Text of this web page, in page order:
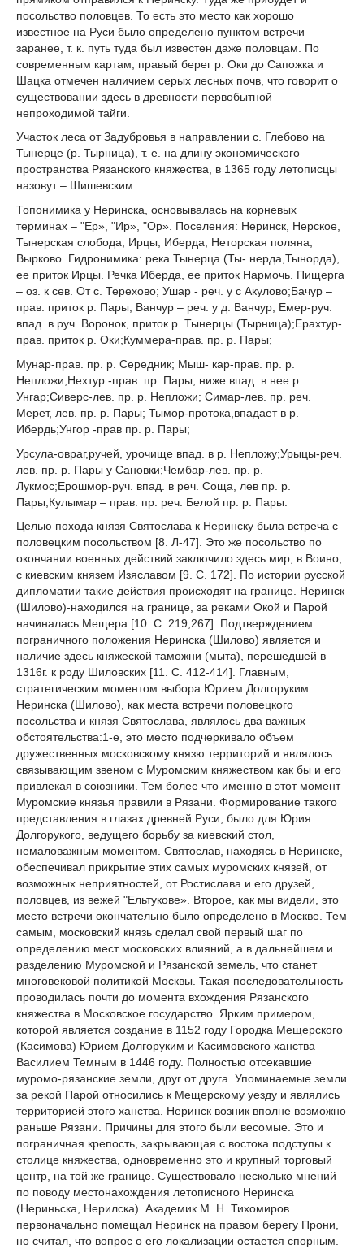
посольство половцев. То есть это место как хорошо
известное на Руси было определено пунктом встречи
заранее, т. к. путь туда был известен даже половцам. По
современным картам, правый берег р. Оки до Сапожка и
Шацка отмечен наличием серых лесных почв, что говорит о
существовании здесь в древности первобытной
непроходимой тайги.
Участок леса от Задубровья в направлении с. Глебово на
Тынерце (р. Тырница), т. е. на длину экономического
пространства Рязанского княжества, в 1365 году летописцы
назовут – Шишевским.
Топонимика у Неринска, основывалась на корневых
терминах – "Ер», "Ир», "Ор». Поселения: Неринск, Нерское,
Тынерская слобода, Ирцы, Иберда, Неторская поляна,
Вырково. Гидронимика: река Тынерца (Ты- нерда,Тынорда),
ее приток Ирцы. Речка Иберда, ее приток Нармочь. Пищерга
– оз. к сев. От с. Терехово; Ушар - реч. у с Акулово;Бачур –
прав. приток р. Пары; Ванчур – реч. у д. Ванчур; Емер-руч.
впад. в руч. Воронок, приток р. Тынерцы (Тырница);Ерахтур-
прав. приток р. Оки;Куммера-прав. пр. р. Пары;
Мунар-прав. пр. р. Середник; Мыш- кар-прав. пр. р.
Непложи;Нехтур -прав. пр. Пары, ниже впад. в нее р.
Унгар;Сиверс-лев. пр. р. Непложи; Симар-лев. пр. реч.
Мерет, лев. пр. р. Пары; Тымор-протока,впадает в р.
Ибердь;Унгор -прав пр. р. Пары;
Урсула-овраг,ручей, урочище впад. в р. Непложу;Урыцы-реч.
лев. пр. р. Пары у Сановки;Чембар-лев. пр. р.
Лукмос;Ерошмор-руч. впад. в реч. Соща, лев пр. р.
Пары;Кулымар – прав. пр. реч. Белой пр. р. Пары.
Целью похода князя Святослава к Неринску была встреча с
половецким посольством [8. Л-47]. Это же посольство по
окончании военных действий заключило здесь мир, в Воино,
с киевским князем Изяславом [9. С. 172]. По истории русской
дипломатии такие действия происходят на границе. Неринск
(Шилово)-находился на границе, за реками Окой и Парой
начиналась Мещера [10. С. 219,267]. Подтверждением
пограничного положения Неринска (Шилово) является и
наличие здесь княжеской таможни (мыта), перешедшей в
1316г. к роду Шиловских [11. С. 412-414]. Главным,
стратегическим моментом выбора Юрием Долгоруким
Неринска (Шилово), как места встречи половецкого
посольства и князя Святослава, являлось два важных
обстоятельства:1-е, это место подчеркивало объем
дружественных московскому князю территорий и являлось
связывающим звеном с Муромским княжеством как бы и его
привлекая в союзники. Тем более что именно в этот момент
Муромские князья правили в Рязани. Формирование такого
представления в глазах древней Руси, было для Юрия
Долгорукого, ведущего борьбу за киевский стол,
немаловажным моментом. Святослав, находясь в Неринске,
обеспечивал прикрытие этих самых муромских князей, от
возможных неприятностей, от Ростислава и его друзей,
половцев, из вежей "Ельтукове». Второе, как мы видели, это
место встречи окончательно было определено в Москве. Тем
самым, московский князь сделал свой первый шаг по
определению мест московских влияний, а в дальнейшем и
разделению Муромской и Рязанской земель, что станет
многовековой политикой Москвы. Такая последовательность
проводилась почти до момента вхождения Рязанского
княжества в Московское государство. Ярким примером,
которой является создание в 1152 году Городка Мещерского
(Касимова) Юрием Долгоруким и Касимовского ханства
Василием Темным в 1446 году. Полностью отсекавшие
муромо-рязанские земли, друг от друга. Упоминаемые земли
за рекой Парой относились к Мещерскому уезду и являлись
территорией этого ханства. Неринск возник вполне возможно
раньше Рязани. Причины для этого были весомые. Это и
пограничная крепость, закрывающая с востока подступы к
столице княжества, одновременно это и крупный торговый
центр, на той же границе. Существовало несколько мнений
по поводу местонахождения летописного Неринска
(Нериньска, Нерилска). Академик М. Н. Тихомиров
первоначально помещал Неринск на правом берегу Прони,
но считал, что вопрос о его локализации остается спорным.